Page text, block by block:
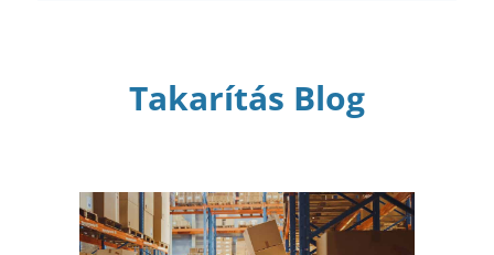
Takarítás Blog